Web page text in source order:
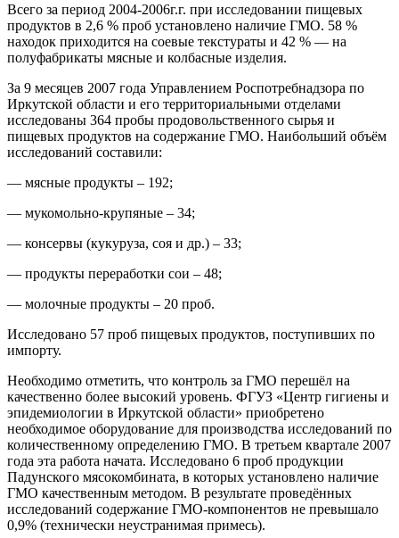
Всего за период 2004-2006г.г. при исследовании пищевых
продуктов в 2,6 % проб установлено наличие ГМО. 58 %
находок приходится на соевые текстураты и 42 % — на
полуфабрикаты мясные и колбасные изделия.
За 9 месяцев 2007 года Управлением Роспотребнадзора по
Иркутской области и его территориальными отделами
исследованы 364 пробы продовольственного сырья и
пищевых продуктов на содержание ГМО. Наибольший объём
исследований составили:
— мясные продукты – 192;
— мукомольно-крупяные – 34;
— консервы (кукуруза, соя и др.) – 33;
— продукты переработки сои – 48;
— молочные продукты – 20 проб.
Исследовано 57 проб пищевых продуктов, поступивших по
импорту.
Необходимо отметить, что контроль за ГМО перешёл на
качественно более высокий уровень. ФГУЗ «Центр гигиены и
эпидемиологии в Иркутской области» приобретено
необходимое оборудование для производства исследований по
количественному определению ГМО. В третьем квартале 2007
года эта работа начата. Исследовано 6 проб продукции
Падунского мясокомбината, в которых установлено наличие
ГМО качественным методом. В результате проведённых
исследований содержание ГМО-компонентов не превышало
0,9% (технически неустранимая примесь).